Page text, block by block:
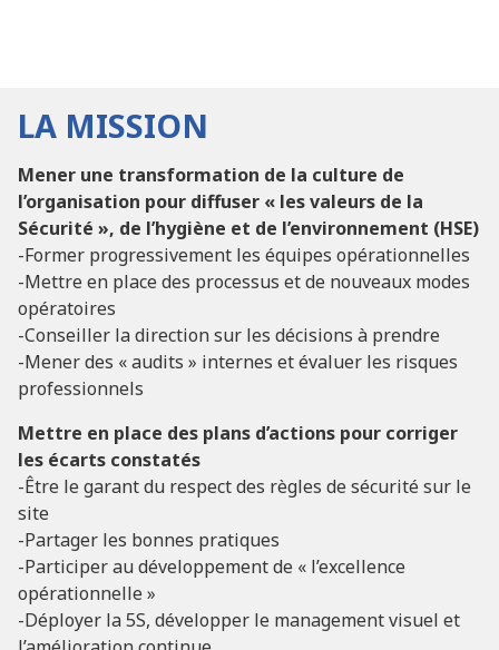
LA MISSION
Mener une transformation de la culture de
l’organisation pour diffuser « les valeurs de la
Sécurité », de l’hygiène et de l’environnement (HSE)
-Former progressivement les équipes opérationnelles
-Mettre en place des processus et de nouveaux modes
opératoires
-Conseiller la direction sur les décisions à prendre
-Mener des « audits » internes et évaluer les risques
professionnels
Mettre en place des plans d’actions pour corriger
les écarts constatés
-Être le garant du respect des règles de sécurité sur le
site
-Partager les bonnes pratiques
-Participer au développement de « l’excellence
opérationnelle »
-Déployer la 5S, développer le management visuel et